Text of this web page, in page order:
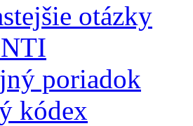
otázky
poriadok
kódex